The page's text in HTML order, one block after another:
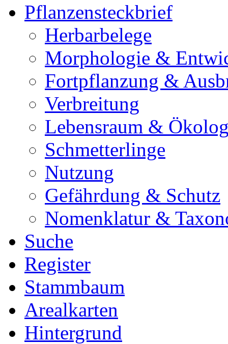
Pflanzensteckbrief
Herbarbelege
Morphologie &
Fortpflanzung &
Verbreitung
Lebensraum &
Schmetterlinge
Nutzung
Gefährdung & Schutz
Nomenklatur &
Suche
Register
Stammbaum
Arealkarten
Hintergrund